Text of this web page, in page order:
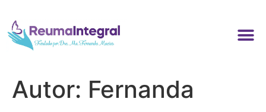
Autor: Fernanda